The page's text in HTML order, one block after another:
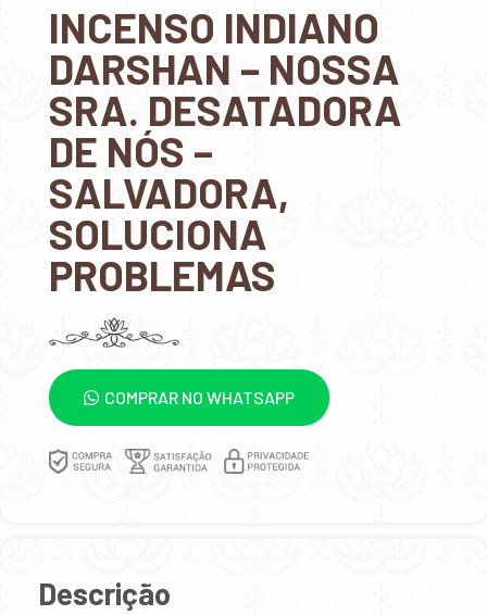
INCENSO INDIANO
DARSHAN – NOSSA
SRA. DESATADORA
DE NÓS –
SALVADORA,
SOLUCIONA
PROBLEMAS
COMPRAR NO WHATSAPP
Descrição